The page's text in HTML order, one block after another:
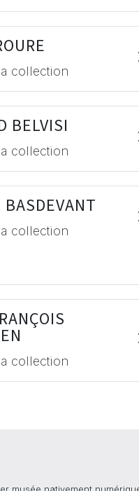
collection
BELVISI
collection
collection
collection